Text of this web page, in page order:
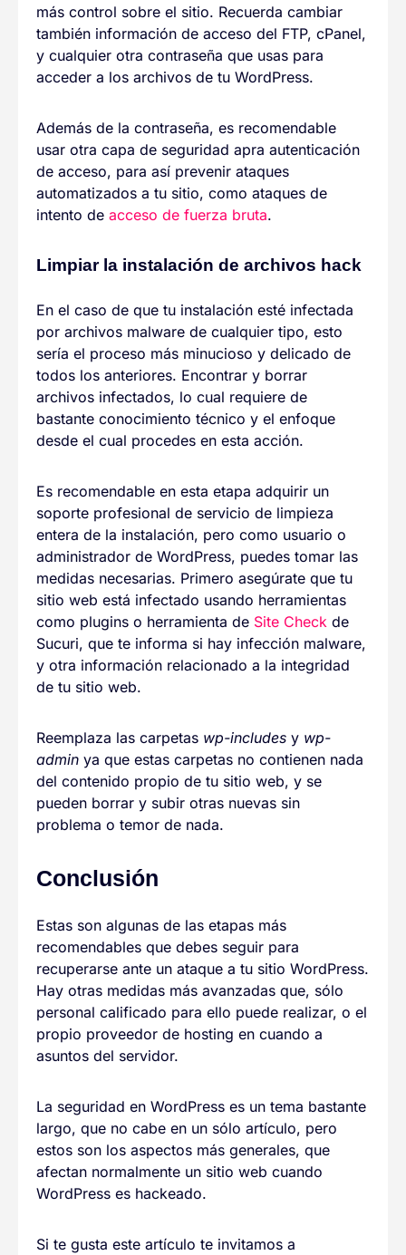
más control sobre el sitio. Recuerda cambiar
también información de acceso del FTP, cPanel,
y cualquier otra contraseña que usas para
acceder a los archivos de tu WordPress.
Además de la contraseña, es recomendable
usar otra capa de seguridad apra autenticación
de acceso, para así prevenir ataques
automatizados a tu sitio, como ataques de
intento deacceso de fuerza bruta.
Limpiar la instalación de archivos hack
En el caso de que tu instalación esté infectada
por archivos malware de cualquier tipo, esto
sería el proceso más minucioso y delicado de
todos los anteriores. Encontrar y borrar
archivos infectados, lo cual requiere de
bastante conocimiento técnico y el enfoque
desde el cual procedes en esta acción.
Es recomendable en esta etapa adquirir un
soporte profesional de servicio de limpieza
entera de la instalación, pero como usuario o
administrador de WordPress, puedes tomar las
medidas necesarias. Primero asegúrate que tu
sitio web está infectado usando herramientas
como plugins o herramienta de Site Check de
Sucuri, que te informa si hay infección malware,
y otra información relacionado a la integridad
de tu sitio web.
Reemplaza las carpetas wp-includes y wp-
admin ya que estas carpetas no contienen nada
del contenido propio de tu sitio web, y se
pueden borrar y subir otras nuevas sin
problema o temor de nada.
Conclusión
Estas son algunas de las etapas más
recomendables que debes seguir para
recuperarse ante un ataque a tu sitio WordPress.
Hay otras medidas más avanzadas que, sólo
personal calificado para ello puede realizar, o el
propio proveedor de hosting en cuando a
asuntos del servidor.
La seguridad en WordPress es un tema bastante
largo, que no cabe en un sólo artículo, pero
estos son los aspectos más generales, que
afectan normalmente un sitio web cuando
WordPress es hackeado.
Si te gusta este artículo te invitamos a